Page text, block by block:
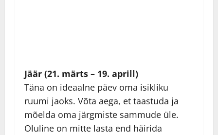
Jäär (21. märts – 19. aprill)
Täna on ideaalne päev oma isikliku
ruumi jaoks. Võta aega, et taastuda ja
mõelda oma järgmiste sammude üle.
Oluline on mitte lasta end häirida